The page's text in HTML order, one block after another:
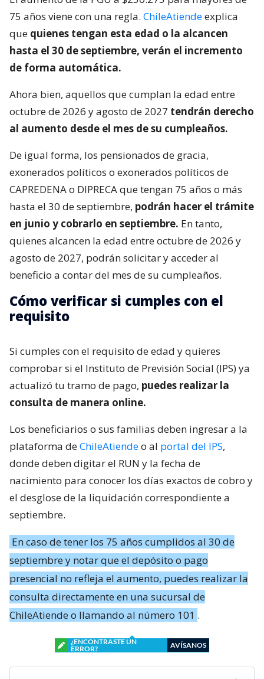
75 años viene con una regla. ChileAtiendeexplica
que quienes tengan esta edad o la alcancen
hasta el 30 de septiembre, verán el incremento
de forma automática.
Ahora bien, aquellos que cumplan la edad entre
octubre de 2026 y agosto de 2027 tendrán derecho
al aumento desde el mes de su cumpleaños.
De igual forma, los pensionados de gracia,
exonerados políticos o exonerados políticos de
CAPREDENA o DIPRECA que tengan 75 años o más
hasta el 30 de septiembre, podrán hacer el trámite
en junio y cobrarlo en septiembre. En tanto,
quienes alcancen la edad entre octubre de 2026 y
agosto de 2027, podrán solicitar y acceder al
beneficio a contar del mes de su cumpleaños.
Cómo verificar si cumples con el
requisito
Si cumples con el requisito de edad y quieres
comprobar si el Instituto de Previsión Social (IPS) ya
actualizó tu tramo de pago, puedes realizar la
consulta de manera online.
Los beneficiarios o sus familias deben ingresar a la
plataforma deChileAtiendeo al portal del IPS,
donde deben digitar el RUN y la fecha de
nacimiento para conocer los días exactos de cobro y
el desglose de la liquidación correspondiente a
septiembre.
En caso de tener los 75 años cumplidos al 30 de
septiembre y notar que el depósito o pago
presencial no refleja el aumento, puedes realizar la
consulta directamente en una sucursal de
ChileAtiende o llamando al número 101 .
¿ENCONTRASTE UN
ERROR?
AVÍSANOS